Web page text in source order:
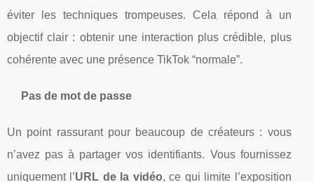
éviter les techniques trompeuses. Cela répond à un
objectif clair : obtenir une interaction plus crédible, plus
cohérente avec une présence TikTok “normale”.
Pas de mot de passe
Un point rassurant pour beaucoup de créateurs : vous
n’avez pas à partager vos identifiants. Vous fournissez
uniquement l’URL de la vidéo, ce qui limite l’exposition